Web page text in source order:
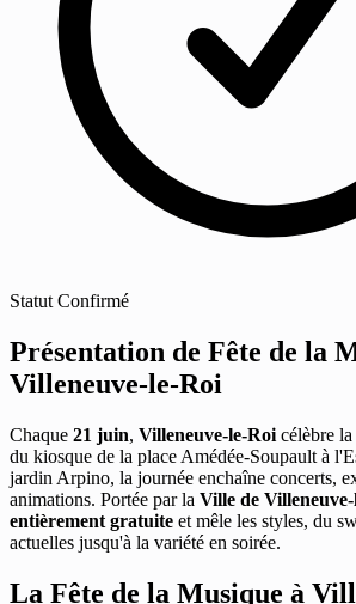
Statut Confirmé
Présentation de Fête de la
Villeneuve-le-Roi
Chaque 21 juin, Villeneuve-le-Roi célèbre la
du kiosque de la place Amédée-Soupault à
jardin Arpino, la journée enchaîne concerts,
animations. Portée par la Ville de
entièrement gratuite et mêle les styles, du
actuelles jusqu'à la variété en soirée.
La Fête de la Musique à